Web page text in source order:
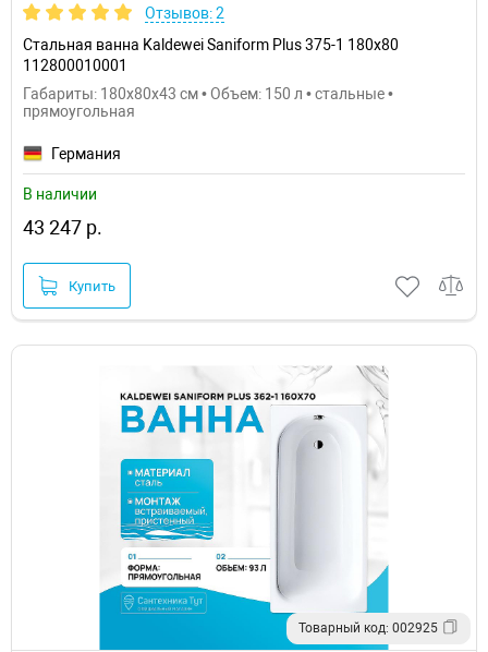
Отзывов: 2
Стальная ванна Kaldewei Saniform Plus 375-1 180x80
112800010001
Габариты: 180x80x43 см • Объем: 150 л • стальные •
прямоугольная
Германия
В наличии
43 247 р.
Купить
Товарный код: 002925